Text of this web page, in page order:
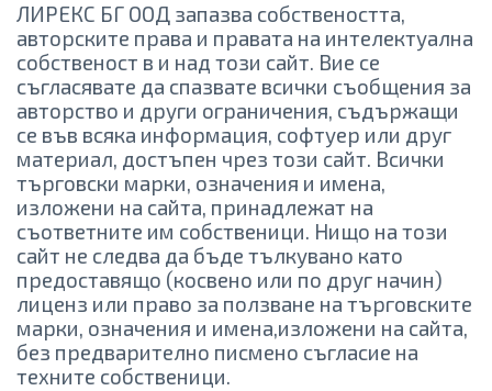
ЛИРЕКС БГ ООД запазва собствеността,
авторските права и правата на интелектуална
собственост в и над този сайт. Вие се
съгласявате да спазвате всички съобщения за
авторство и други ограничения, съдържащи
се във всяка информация, софтуер или друг
материал, достъпен чрез този сайт. Всички
търговски марки, означения и имена,
изложени на сайта, принадлежат на
съответните им собственици. Нищо на този
сайт не следва да бъде тълкувано като
предоставящо (косвено или по друг начин)
лиценз или право за ползване на търговските
марки, означения и имена,изложени на сайта,
без предварително писмено съгласие на
техните собственици.